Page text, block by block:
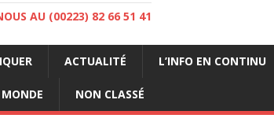
AU (00223) 82 66 51 41
ACTUALITÉ L’INFO EN CONTINU
MONDE NON CLASSÉ